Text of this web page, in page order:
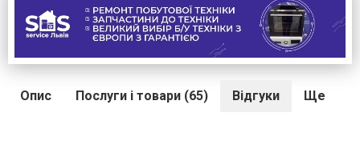
Опис Послуги і товари (65) Відгуки Ще